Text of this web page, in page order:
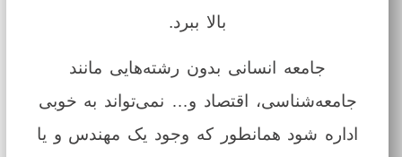
بالا ببرد.
جامعه انسانی بدون رشته‌هایی مانند
جامعه‌شناسی، اقتصاد و… نمی‌تواند به خوبی
اداره شود همانطور که وجود یک مهندس و یا